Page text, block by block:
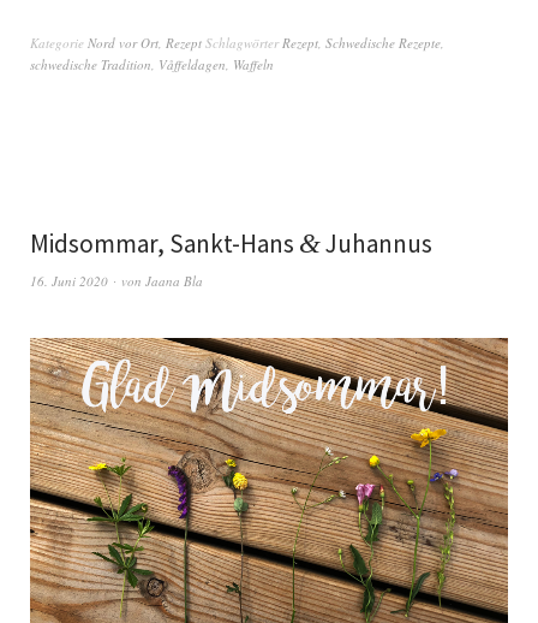
Kategorie Nord vor Ort Rezept Schlagwörter Rezept Schwedische Rezepte
schwedische Tradition Våffeldagen Waffeln
Midsommar, Sankt-Hans &Juhannus
16. Juni 2020 von Jaana Bla